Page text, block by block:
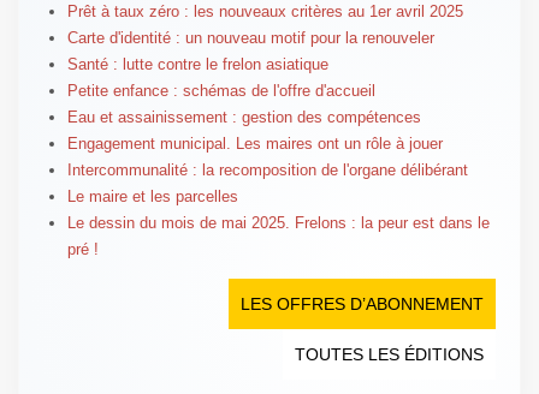
Prêt à taux zéro : les nouveaux critères au 1er avril 2025
Carte d'identité : un nouveau motif pour la renouveler
Santé : lutte contre le frelon asiatique
Petite enfance : schémas de l'offre d'accueil
Eau et assainissement : gestion des compétences
Engagement municipal. Les maires ont un rôle à jouer
Intercommunalité : la recomposition de l'organe délibérant
Le maire et les parcelles
Le dessin du mois de mai 2025. Frelons : la peur est dans le
pré !
LES OFFRES D’ABONNEMENT
TOUTES LES ÉDITIONS